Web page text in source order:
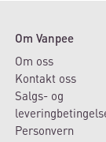
Om Vanpee
Om oss
Kontakt oss
Salgs- og
Personvern